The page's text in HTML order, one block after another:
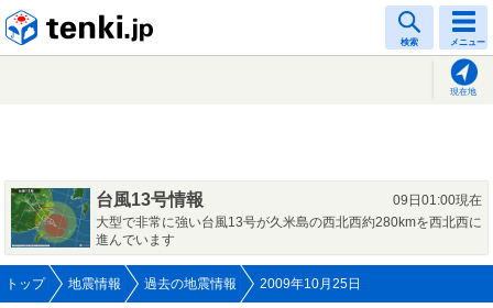
検索 メニュー
現在地
台風13号情報
09日01:00現在
大型で非常に強い台風13号が久米島の西北西約280kmを西北西に
進んでいます
トップ 地震情報 過去の地震情報 2009年10月25日